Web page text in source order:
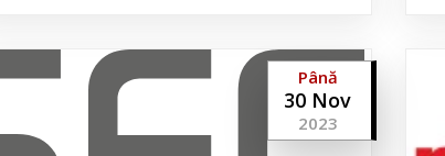
Până
30 Nov
2023